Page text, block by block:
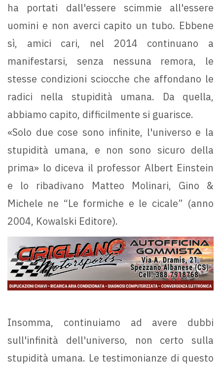
ha portati dall'essere scimmie all'essere
uomini e non averci capito un tubo. Ebbene
sì, amici cari, nel 2014 continuano a
manifestarsi, senza nessuna remora, le
stesse condizioni sciocche che affondano le
radici nella stupidità umana. Da quella,
abbiamo capito, difficilmente si guarisce.
«Solo due cose sono infinite, l'universo e la
stupidità umana, e non sono sicuro della
prima» lo diceva il professor Albert Einstein
e lo ribadivano Matteo Molinari, Gino &
Michele ne “Le formiche e le cicale” (anno
2004, Kowalski Editore).
Insomma, continuiamo ad avere dubbi
sull'infinità dell'universo, non certo sulla
stupidità umana. Le testimonianze di questo